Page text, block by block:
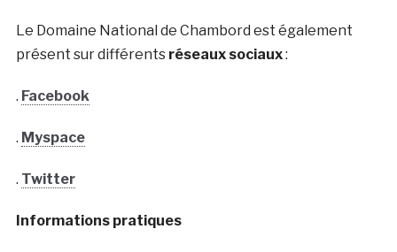
Le Domaine National de Chambord est également
présent sur différents réseaux sociaux:
. Facebook
. Myspace
. Twitter
Informations pratiques